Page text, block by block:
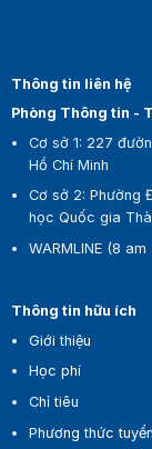
Thông tin liên hệ
Phòng Thông tin -
Cơ sở 1: 227
Hồ Chí Minh
Cơ sở 2: Phường
học Quốc gia
WARMLINE (8
Thông tin hữu ích
Giới thiệu
Học phí
Chỉ tiêu
Phương thức